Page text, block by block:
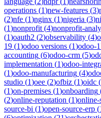
operations (1)new-features (3)
(2)nfe (1)nginx (1)nigeria (3)
(1)nonprofit (4)nonprofit-
(1)oauth2 (2)observability (4)
19 (1)odoo versions (1)odoo-
accounting (6)odoo-crm (5)
implementation (1)odoo-
(1)odoo-manufacturing (4)
studio (1)oee (2)ofbiz (1)oidc (
(1)on-premises (1)onboarding
(2)online-reputation (1)online-
source-bi (1)open-source-erp (